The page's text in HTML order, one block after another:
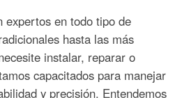
expertos en todo tipo de
hasta las más
instalar, reparar o
capacitados para manejar
y precisión. Entendemos